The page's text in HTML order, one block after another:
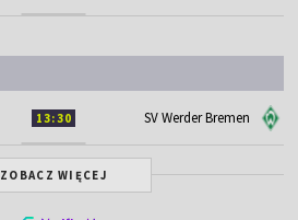
13:30 SV Werder Bremen
ZOBACZ WIĘCEJ